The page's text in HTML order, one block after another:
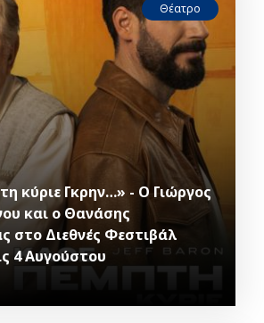
Θέατρο
κύριε Γκρην…» - Ο Γιώργος
και ο Θανάσης
στο Διεθνές Φεστιβάλ
4 Αυγούστου